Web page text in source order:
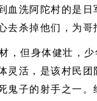
血洗阿陀村的是日
去杀掉他们，为哥
，但身体健壮，
灵活，是该村民团
鬼子的射手之一。